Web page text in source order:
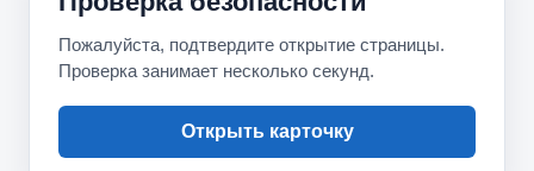
Пожалуйста, подтвердите открытие страницы.
Проверка занимает несколько секунд.
Открыть карточку